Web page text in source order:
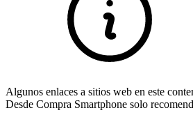
Algunos enlaces a sitios web en este
Desde Compra Smartphone solo